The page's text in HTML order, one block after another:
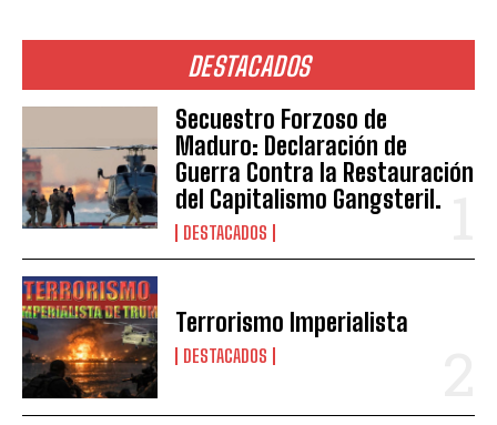
DESTACADOS
Secuestro Forzoso de
Maduro: Declaración de
Guerra Contra la Restauración
del Capitalismo Gangsteril.
DESTACADOS
Terrorismo Imperialista
DESTACADOS